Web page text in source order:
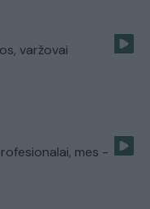
varžovai
mes -